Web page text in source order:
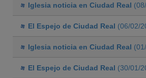
Iglesia noticia en Ciudad Real
El Espejo de Ciudad Real (06/02/
Iglesia noticia en Ciudad Real
El Espejo de Ciudad Real (30/01/